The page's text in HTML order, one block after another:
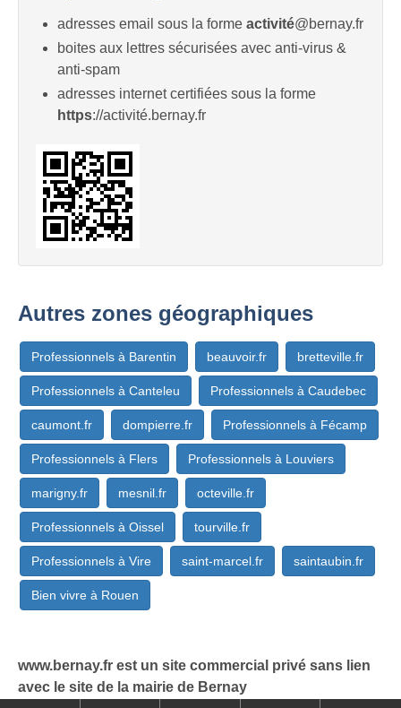
adresses email sous la forme activité@bernay.fr
boites aux lettres sécurisées avec anti-virus &
anti-spam
adresses internet certifiées sous la forme
https://activité.bernay.fr
Autres zones géographiques
Professionnels à Barentin beauvoir.fr bretteville.fr
Professionnels à Canteleu Professionnels à Caudebec
caumont.fr dompierre.fr Professionnels à Fécamp
Professionnels à Flers Professionnels à Louviers
marigny.fr mesnil.fr octeville.fr
Professionnels à Oissel tourville.fr
Professionnels à Vire saint-marcel.fr saintaubin.fr
Bien vivre à Rouen
www.bernay.fr est un site commercial privé sans lien
avec le site de la mairie de Bernay